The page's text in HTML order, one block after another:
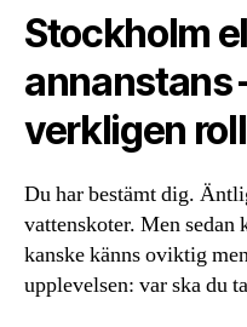
Stockholm
annanstans
verkligen
Du har bestämt dig.
vattenskoter. Men sedan
kanske känns oviktig
upplevelsen: var ska du